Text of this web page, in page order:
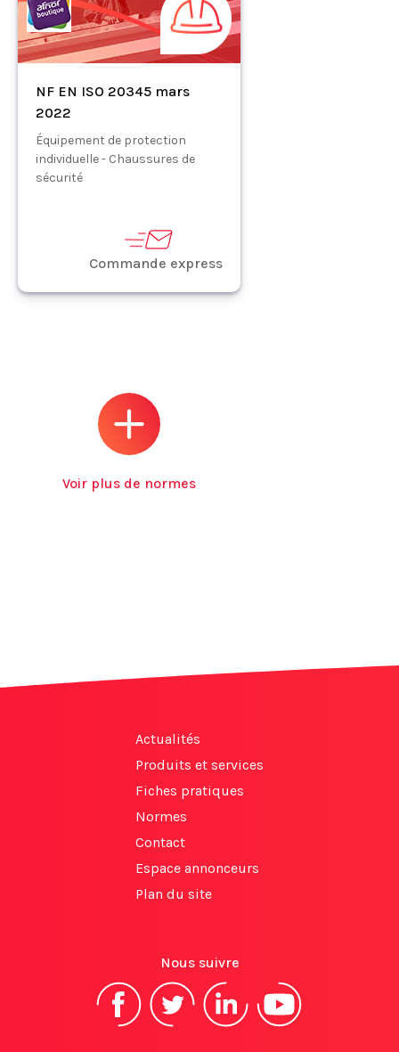
NF EN ISO 20345 mars
2022
Équipement de protection
individuelle - Chaussures de
sécurité
Commande express
Voir plus de normes
Actualités
Produits et services
Fiches pratiques
Normes
Contact
Espace annonceurs
Plan du site
Nous suivre